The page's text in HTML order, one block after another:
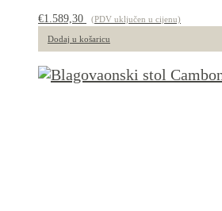
€1.589,30 (PDV uključen u cijenu)
Dodaj u košaricu